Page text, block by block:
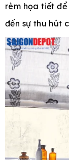
rèm họa tiết để
đến sự thu hút